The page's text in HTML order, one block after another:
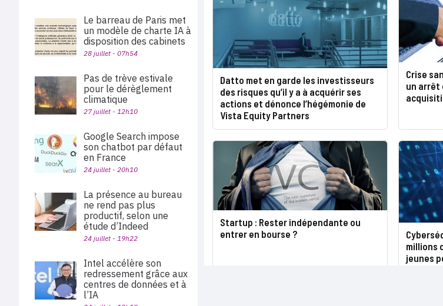
Datto met en garde les investisseurs
des risques qu’il y a à acquérir ses
actions et dénonce l’hégémonie de
Vista Equity Partners
Crise
un arrêt
Startup : Rester indépendante ou
entrer en bourse ?
millions
jeunes
Le barreau de Paris met
un modèle de charte IA à
disposition des cabinets
28 juillet - 07h54
Pas de trève estivale
pour le dérèglement
climatique
27 juillet - 12h10
Google Search impose
son chatbot par défaut
en France
24 juillet - 20h10
La présence au bureau
ne rend pas plus
productif, selon une
étude d’Indeed
24 juillet - 19h22
Intel accélère son
redressement grâce aux
centres de données et à
l’IA